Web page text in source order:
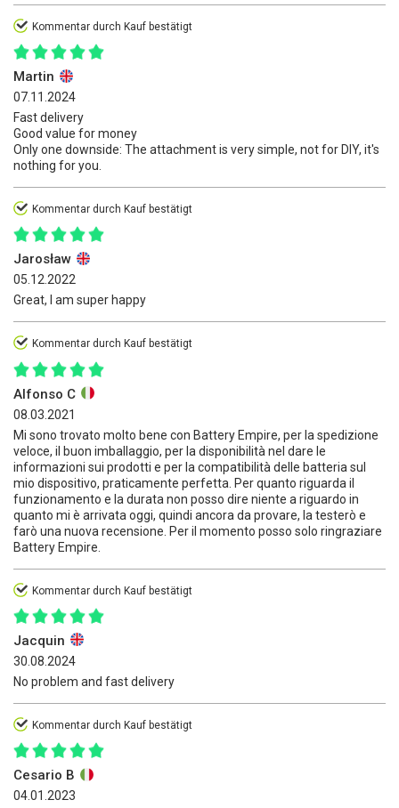
Kommentar durch Kauf bestätigt
Martin
07.11.2024
Fast delivery
Good value for money
Only one downside: The attachment is very simple, not for DIY, it's
nothing for you.
Kommentar durch Kauf bestätigt
Jarosław
05.12.2022
Great, I am super happy
Kommentar durch Kauf bestätigt
Alfonso C
08.03.2021
Mi sono trovato molto bene con Battery Empire, per la spedizione
veloce, il buon imballaggio, per la disponibilità nel dare le
informazioni sui prodotti e per la compatibilità delle batteria sul
mio dispositivo, praticamente perfetta. Per quanto riguarda il
funzionamento e la durata non posso dire niente a riguardo in
quanto mi è arrivata oggi, quindi ancora da provare, la testerò e
farò una nuova recensione. Per il momento posso solo ringraziare
Battery Empire.
Kommentar durch Kauf bestätigt
Jacquin
30.08.2024
No problem and fast delivery
Kommentar durch Kauf bestätigt
Cesario B
04.01.2023